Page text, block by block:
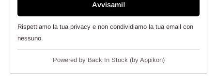
Avvisami!
Rispettiamo la tua privacy e non condividiamo la tua email con
nessuno.
Powered by Back In Stock (by Appikon)